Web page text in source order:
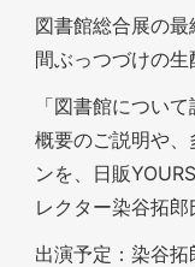
図書館総合展の
間ぶっつづけの生
「図書館につい
概要のご説明や
ンを、日販
レクター染谷拓郎
出演予定：染谷拓